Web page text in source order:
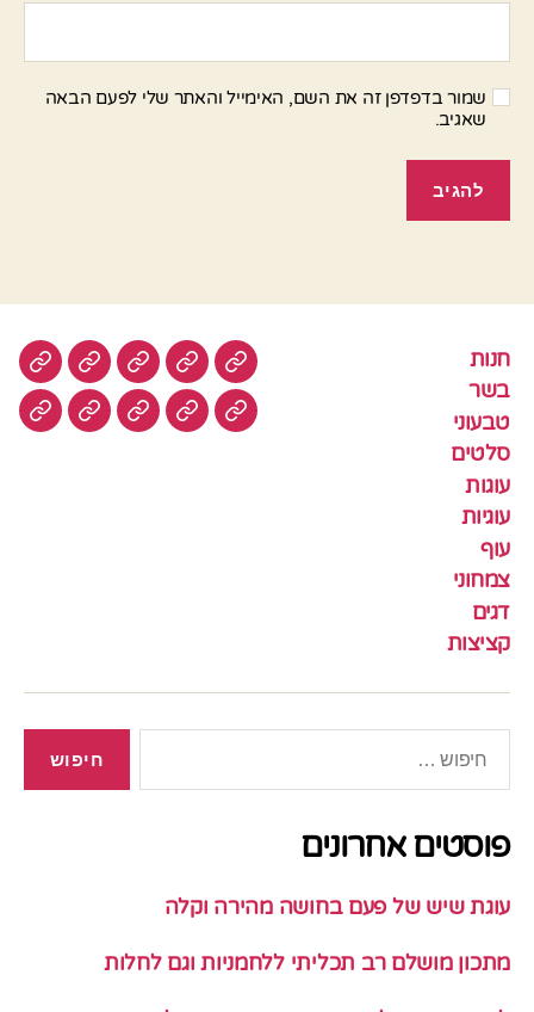
שמור בדפדפן זה את השם, האימייל והאתר שלי לפעם הבאה
שאגיב.
חנות
בשר
טבעוני
סלטים
עוגות
עוגיות
עוף
צמחוני
דגים
קציצות
חנות בשר טבעוניסלטים
עוגיותעוף צמחונידגים
פוסטים אחרונים
עוגת שיש של פעם בחושה מהירה וקלה
מתכון מושלם רב תכליתי ללחמניות וגם לחלות